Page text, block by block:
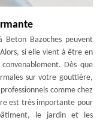
Beton Bazoches peuvent
si elle vient à être en
Dès que
sur votre gouttière,
comme chez
est très importante pour
le jardin et les